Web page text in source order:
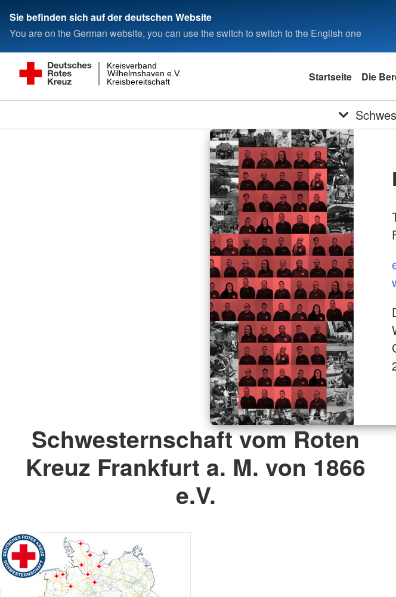
Sie befinden sich auf der deutschen Website
You are on the German website, you can use the switch to switch to the English one
Kreisbereitschaft
Wilhelmshaven e.V.
Kreisverband
Startseite Die
Schwesternschaft vom Roten
Kreuz Frankfurt a. M. von 1866
e.V.